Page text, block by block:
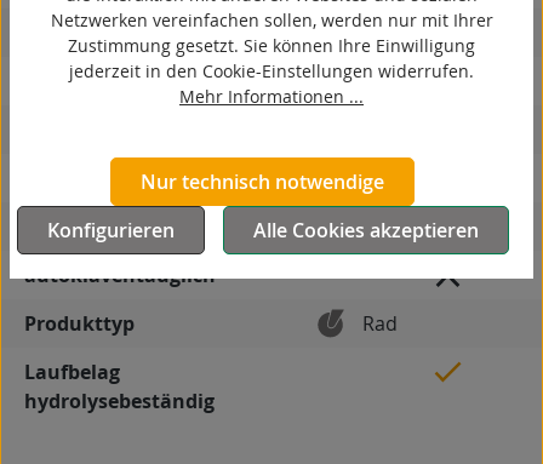
antistatisch
korrosionsbeständig
hitzebeständig
autoklaventauglich
Produkttyp
Rad
Laufbelag
hydrolysebeständig
Netzwerken vereinfachen sollen, werden nur mit Ihrer
Zustimmung gesetzt. Sie können Ihre Einwilligung
jederzeit in den Cookie-Einstellungen widerrufen.
Mehr Informationen ...
Nur technisch notwendige
Konfigurieren
Alle Cookies akzeptieren